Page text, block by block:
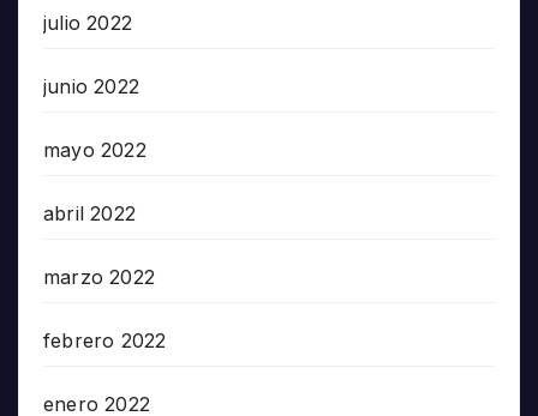
julio 2022
junio 2022
mayo 2022
abril 2022
marzo 2022
febrero 2022
enero 2022